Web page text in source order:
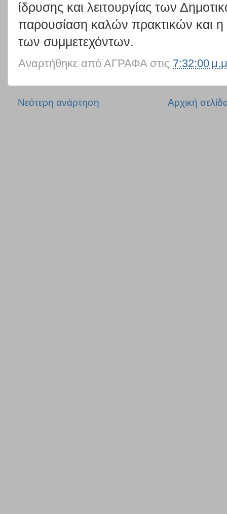
ίδρυσης και λειτουργίας των
παρουσίαση καλών πρακτικών και
των συμμετεχόντων.
Αναρτήθηκε από ΑΓΡΑΦΑ στις 7:32:00
Νεότερη ανάρτηση Αρχική